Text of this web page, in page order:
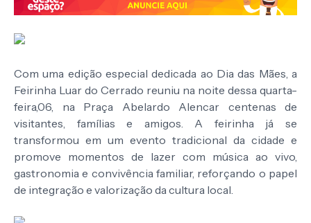
Com uma edição especial dedicada ao Dia das Mães, a
Feirinha Luar do Cerrado reuniu na noite dessa quarta-
feira,06, na Praça Abelardo Alencar centenas de
visitantes, famílias e amigos. A feirinha já se
transformou em um evento tradicional da cidade e
promove momentos de lazer com música ao vivo,
gastronomia e convivência familiar, reforçando o papel
de integração e valorização da cultura local.